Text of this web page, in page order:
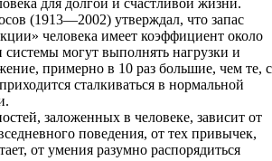
для долгой и счастливой жизни.
(1913—2002) утверждал, что запас
человека имеет коэффициент около
системы могут выполнять нагрузки и
примерно в 10 раз большие, чем те, с
сталкиваться в нормальной
заложенных в человеке, зависит от
поведения, от тех привычек,
от умения разумно распорядиться